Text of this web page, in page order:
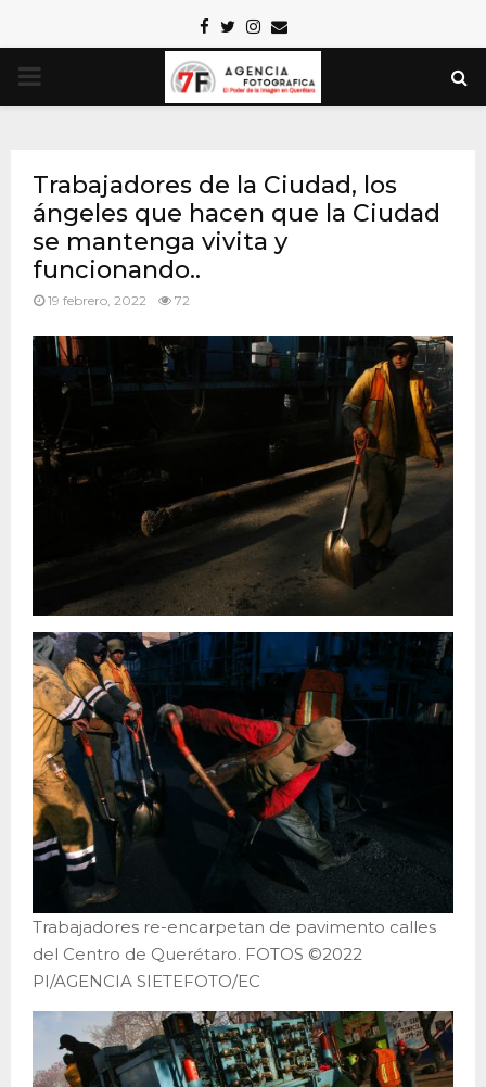
Facebook
TwitterInstagram
Email
PRIMARY
Trabajadores de la Ciudad, los
ángeles que hacen que la Ciudad
se mantenga vivita y
funcionando..
19 febrero, 2022 72
Trabajadores re-encarpetan de pavimento calles
del Centro de Querétaro. FOTOS ©2022
PI/AGENCIA SIETEFOTO/EC